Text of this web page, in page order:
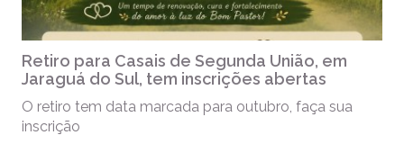
Retiro para Casais de Segunda União, em
Jaraguá do Sul, tem inscrições abertas
O retiro tem data marcada para outubro, faça sua
inscrição